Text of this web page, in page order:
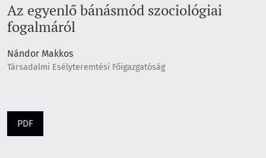
Az egyenlő bánásmód szociológiai
fogalmáról
Nándor Makkos
Társadalmi Esélyteremtési Főigazgatóság
PDF